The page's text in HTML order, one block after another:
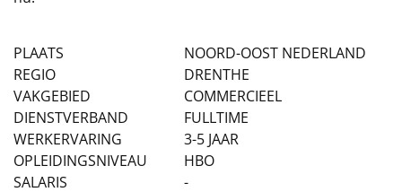
PLAATS
REGIO
VAKGEBIED
DIENSTVERBAND
WERKERVARING
OPLEIDINGSNIVEAU
SALARIS
NOORD-OOST NEDERLAND
DRENTHE
COMMERCIEEL
FULLTIME
3-5 JAAR
HBO
-